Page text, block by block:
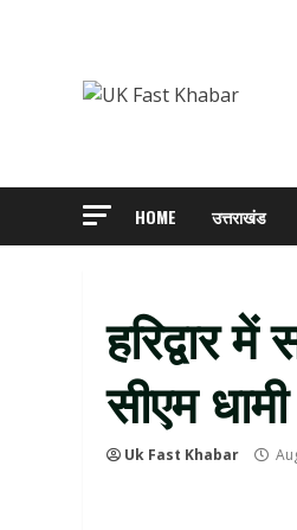
HOME उत्तराखंड
हरिद्वार
सीएम
Uk Fast Khabar